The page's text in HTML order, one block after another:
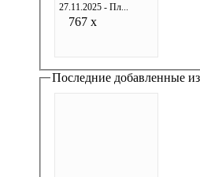
27.11.2025 - Пл...
767 x
Последние добавленные